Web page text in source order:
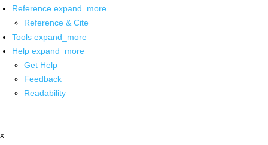
Reference expand_more
Reference & Cite
Tools expand_more
Help expand_more
Get Help
Feedback
Readability
x